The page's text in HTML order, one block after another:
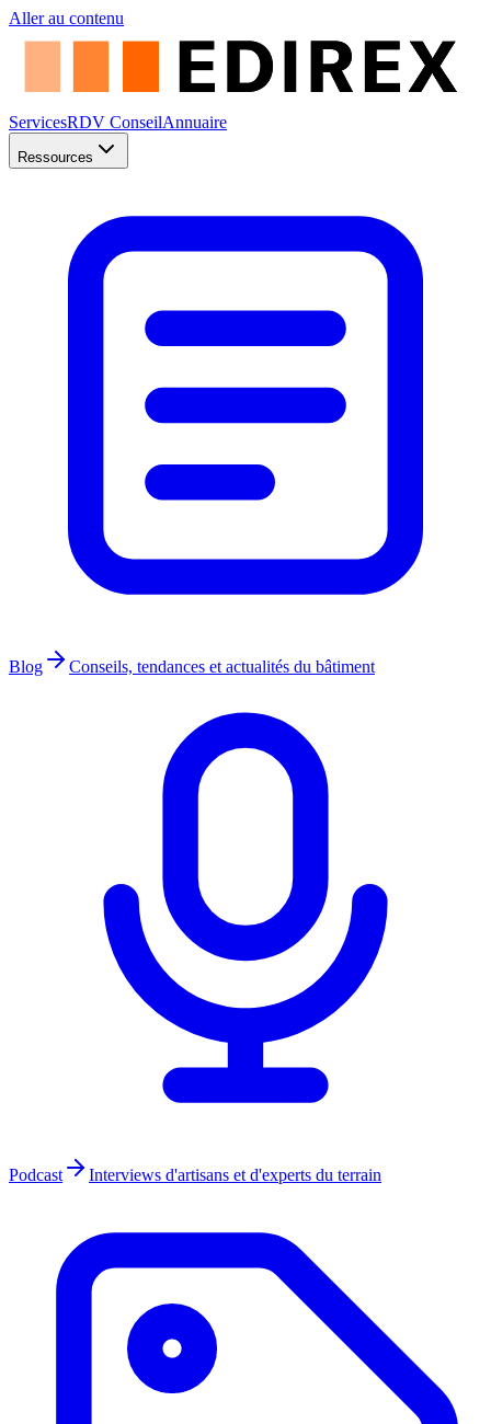
Aller au contenu
ServicesRDV ConseilAnnuaire
Ressources
Blog Conseils, tendances et actualités du bâtiment
Podcast Interviews d'artisans et d'experts du terrain